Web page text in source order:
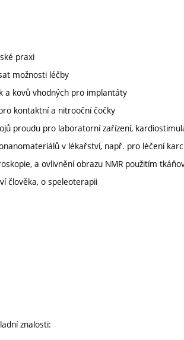
praxi
možnosti léčby
a kovů vhodných pro implantáty
kontaktní a nitrooční čočky
proudu pro laboratorní zařízení,
v lékařství, např. pro léčení
a ovlivnění obrazu NMR použitím
člověka, o speleoterapii
znalosti: